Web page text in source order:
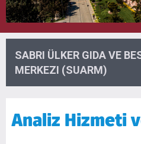
SABRI ÜLKER GIDA VE
MERKEZI (SUARM)
Analiz Hizmeti